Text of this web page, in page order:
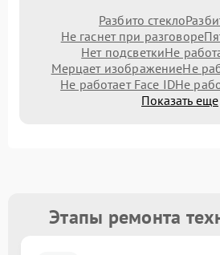
Разбито стекло
Не гаснет при разговоре
Нет подсветкиНе
Мерцает изображениеНе
Не работает Face IDНе
Показать еще
Этапы ремонта